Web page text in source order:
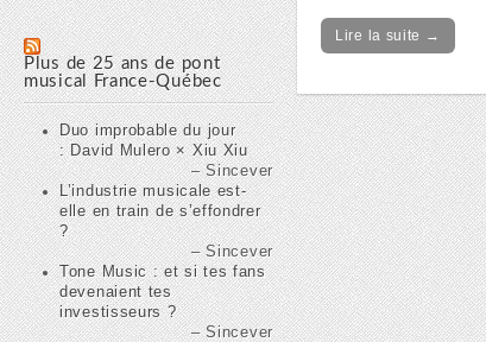
Plus de 25 ans de pont
musical France-Québec
Duo improbable du jour
: David Mulero × Xiu Xiu
Sincever
L’industrie musicale est-
elle en train de s’effondrer
?
Sincever
Tone Music : et si tes fans
devenaient tes
investisseurs ?
Sincever
Lire la suite →